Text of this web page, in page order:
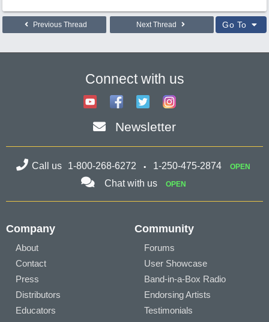
Previous Thread Next Thread Go To
Connect with us
Newsletter
Call us 1-800-268-6272 1-250-475-2874 OPEN
Chat with us OPEN
Company
About
Contact
Press
Distributors
Educators
Community
Forums
User Showcase
Band-in-a-Box Radio
Endorsing Artists
Testimonials